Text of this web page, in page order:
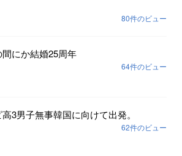
80件のビュー
間にか結婚25周年
64件のビュー
3男子無事韓国に向けて出発。
62件のビュー